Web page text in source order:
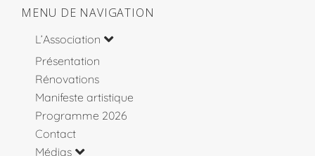
MENU DE NAVIGATION
L’Association
Présentation
Rénovations
Manifeste artistique
Programme 2026
Contact
Médias